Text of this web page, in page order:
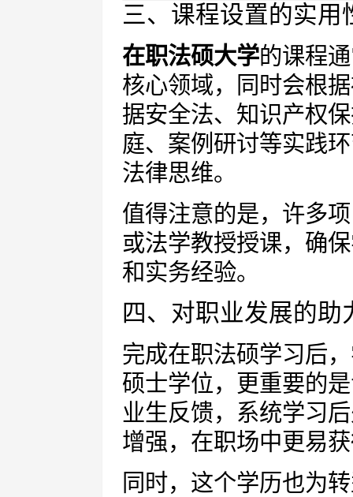
三、课程设置的实用
在职法硕大学的课程
核心领域，同时会根
据安全法、知识产权
庭、案例研讨等实践
法律思维。
值得注意的是，许多
或法学教授授课，确
和实务经验。
四、对职业发展的助
完成在职法硕学习后
硕士学位，更重要的
业生反馈，系统学习
增强，在职场中更易
同时，这个学历也为